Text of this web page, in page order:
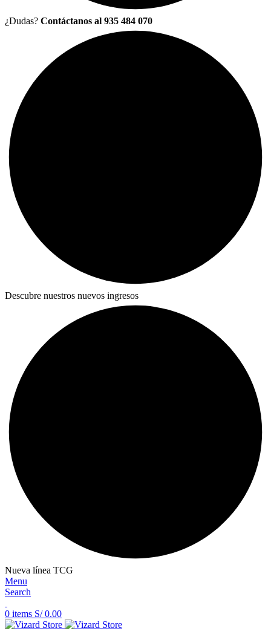
¿Dudas? Contáctanos al 935 484 070
Descubre nuestros nuevos ingresos
Nueva línea TCG
Menu
Search
0 items S/0.00